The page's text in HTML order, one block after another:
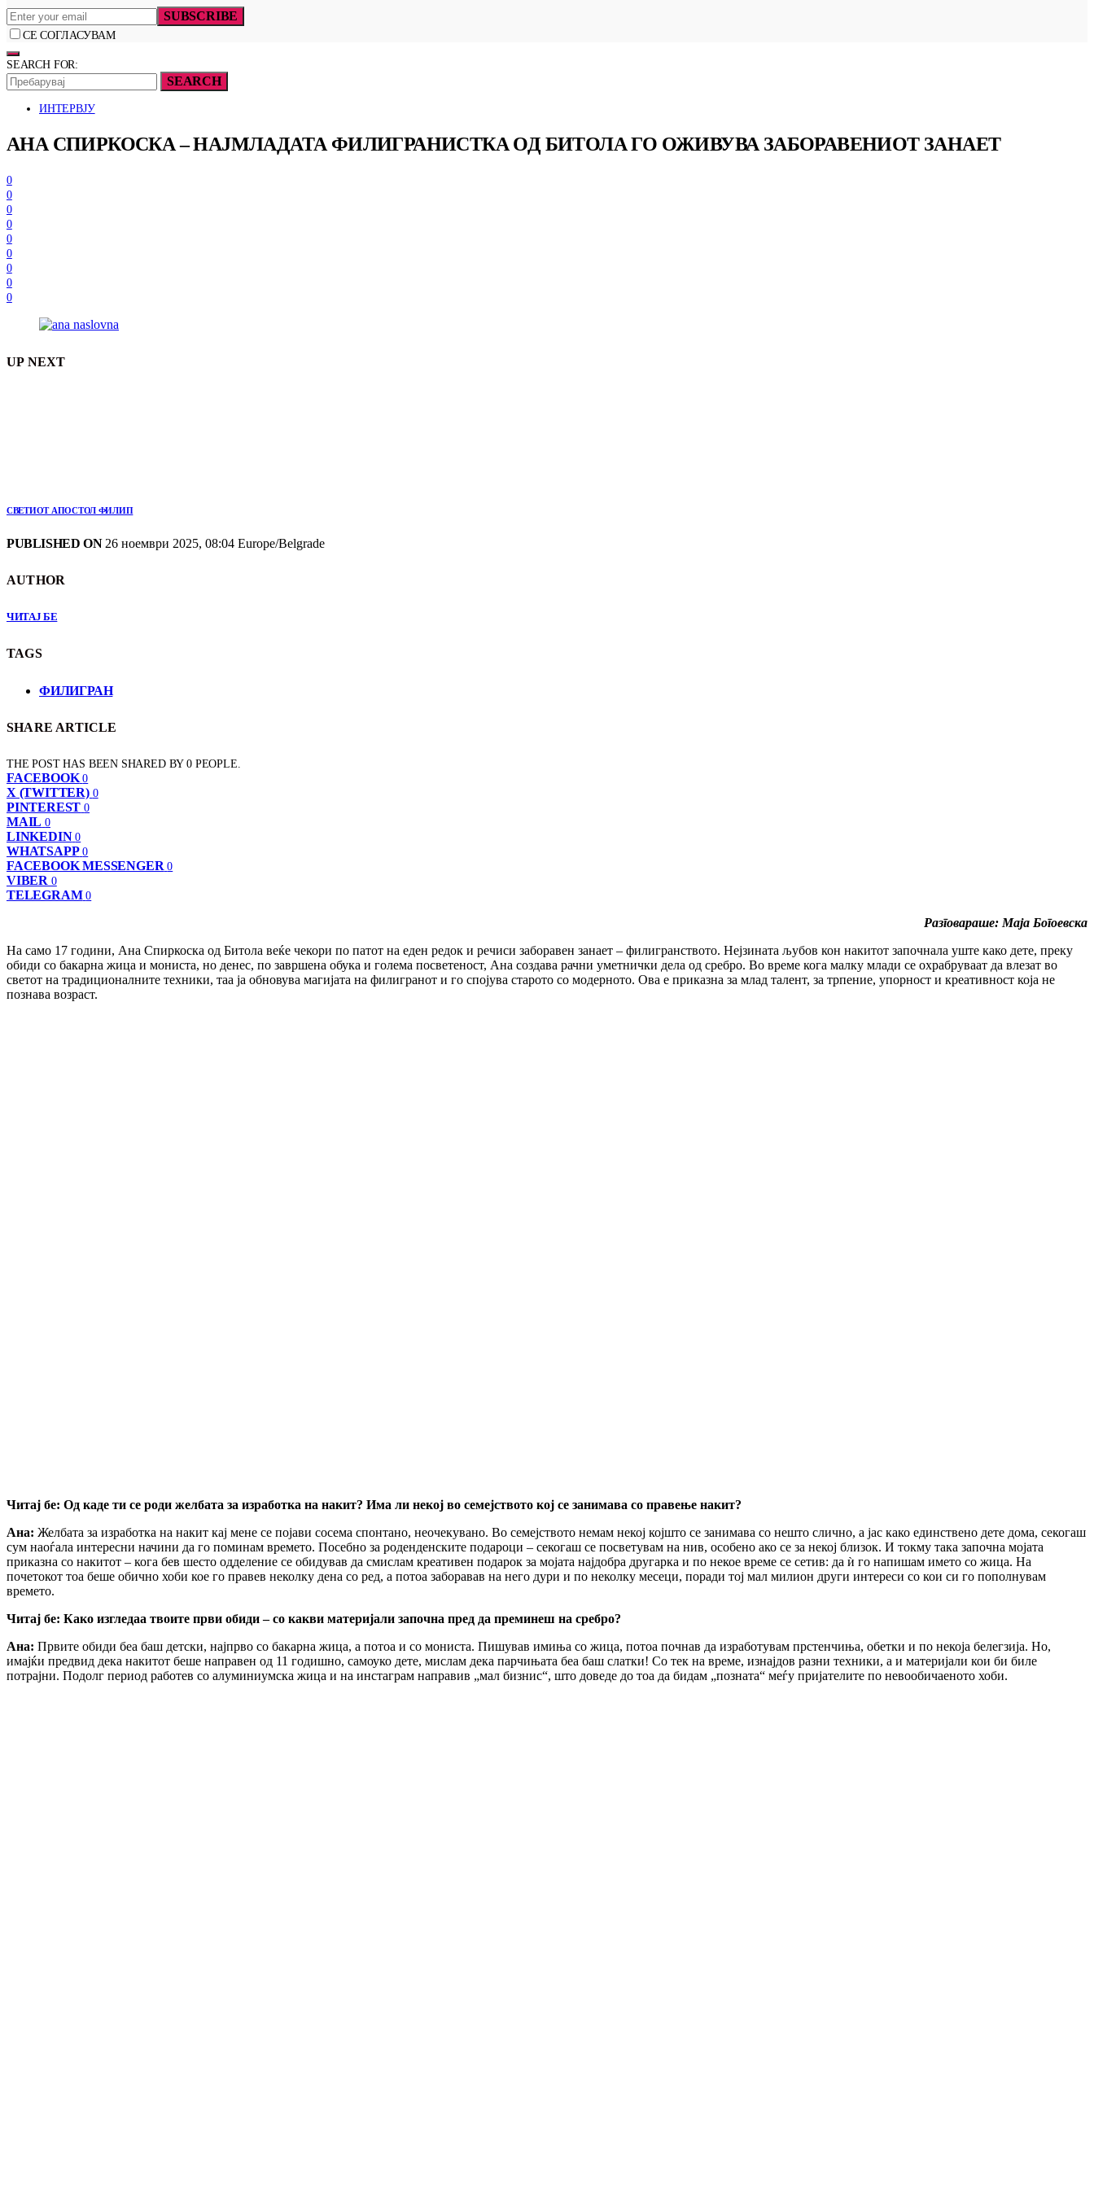
SUBSCRIBE
СЕ СОГЛАСУВАМ
SEARCH FOR:
SEARCH
ИНТЕРВЈУ
АНА СПИРКОСКА – НАЈМЛАДАТА ФИЛИГРАНИСТКА ОД БИТОЛА ГО ОЖИВУВА ЗАБОРАВЕНИОТ ЗАНАЕТ
0
0
0
0
0
0
0
0
0
UP NEXT
СВЕТИОТ АПОСТОЛ ФИЛИП
PUBLISHED ON26 ноември 2025, 08:04 Europe/Belgrade
AUTHOR
ЧИТАЈ БЕ
TAGS
ФИЛИГРАН
SHARE ARTICLE
THE POST HAS BEEN SHARED BY0 PEOPLE.
FACEBOOK 0
X (TWITTER) 0
PINTEREST 0
MAIL 0
LINKEDIN 0
WHATSAPP 0
FACEBOOK MESSENGER 0
VIBER 0
TELEGRAM 0
Разговараше: Маја Богоевска
На само 17 години, Ана Спиркоска од Битола веќе чекори по патот на еден редок и речиси заборавен занает – филигранството. Нејзината љубов кон накитот започнала уште како дете, преку
обиди со бакарна жица и мониста, но денес, по завршена обука и голема посветеност, Ана создава рачни уметнички дела од сребро. Во време кога малку млади се охрабруваат да влезат во
светот на традиционалните техники, таа ја обновува магијата на филигранот и го спојува старото со модерното. Ова е приказна за млад талент, за трпение, упорност и креативност која не
познава возраст.
Читај бе: Од каде ти се роди желбата за изработка на накит? Има ли некој во семејството кој се занимава со правење накит?
Ана: Желбата за изработка на накит кај мене се појави сосема спонтано, неочекувано. Во семејството немам некој којшто се занимава со нешто слично, а јас како единствено дете дома, секогаш
сум наоѓала интересни начини да го поминам времето. Посебно за роденденските подароци – секогаш се посветувам на нив, особено ако се за некој близок. И токму така започна мојата
приказна со накитот – кога бев шесто одделение се обидував да смислам креативен подарок за мојата најдобра другарка и по некое време се сетив: да ѝ го напишам името со жица. На
почетокот тоа беше обично хоби кое го правев неколку дена со ред, а потоа заборавав на него дури и по неколку месеци, поради тој мал милион други интереси со кои си го пополнувам
времето.
Читај бе: Како изгледаа твоите први обиди – со какви материјали започна пред да преминеш на сребро?
Ана: Првите обиди беа баш детски, најпрво со бакарна жица, а потоа и со мониста. Пишував имиња со жица, потоа почнав да изработувам прстенчиња, обетки и по некоја белегзија. Но,
имајќи предвид дека накитот беше направен од 11 годишно, самоуко дете, мислам дека парчињата беа баш слатки! Со тек на време, изнајдов разни техники, а и материјали кои би биле
потрајни. Подолг период работев со алуминиумска жица и на инстаграм направив „мал бизнис“, што доведе до тоа да бидам „позната“ меѓу пријателите по невообичаеното хоби.